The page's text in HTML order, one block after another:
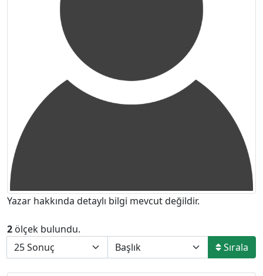
Yazar hakkında detaylı bilgi mevcut değildir.
2 ölçek bulundu.
Sırala